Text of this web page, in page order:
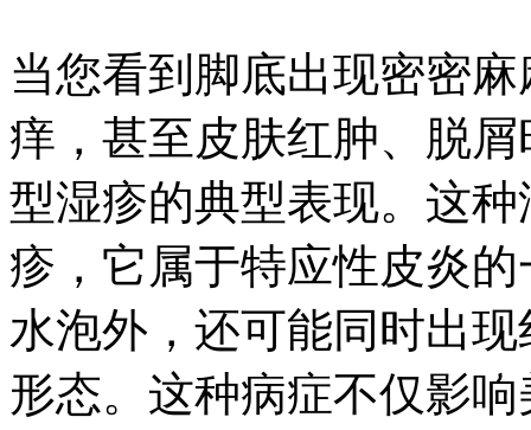
当您看到脚底出现密密
痒，甚至皮肤红肿、脱
型湿疹的典型表现。这
疹，它属于特应性皮炎
水泡外，还可能同时出
形态。这种病症不仅影